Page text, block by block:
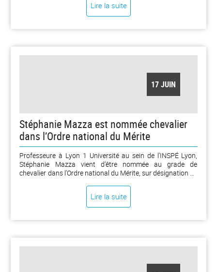
Lire la suite
17 JUIN
Stéphanie Mazza est nommée chevalier
dans l’Ordre national du Mérite
Professeure à Lyon 1 Université au sein de l’INSPÉ Lyon,
Stéphanie Mazza vient d’être nommée au grade de
chevalier dans l’Ordre national du Mérite, sur désignation de
reconnaître son engagement porté depuis plusieurs années
autour des questions de sommeil, de développement de
l’enfant et de prévention, ainsi que ses actions de diffusion
Lire la suite